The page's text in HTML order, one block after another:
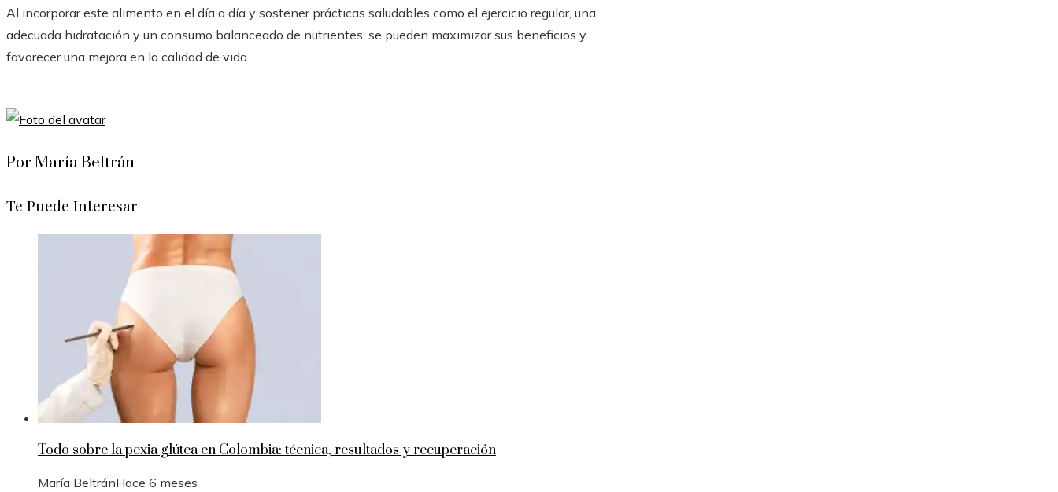
Al incorporar este alimento en el día a día y sostener prácticas saludables como el ejercicio regular, una
adecuada hidratación y un consumo balanceado de nutrientes, se pueden maximizar sus beneficios y
favorecer una mejora en la calidad de vida.
Por María Beltrán
Te Puede Interesar
Todo sobre la pexia glútea en Colombia: técnica, resultados y recuperación
María BeltránHace 6 meses